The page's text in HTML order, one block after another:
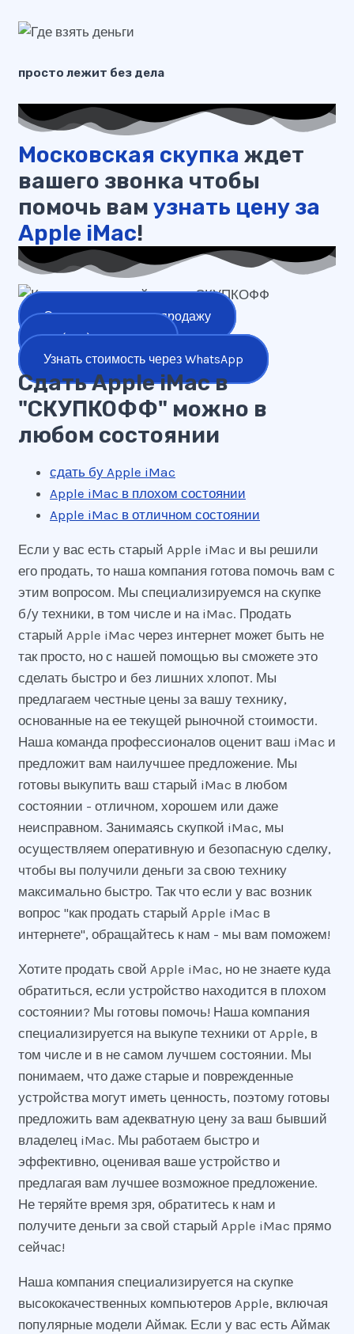
просто лежит без дела
Московская скупка ждет
вашего звонка чтобы
помочь вам узнать цену за
Apple iMac!
Оставить заявку на продажу
+7 (977) 777-25-24
Узнать стоимость через WhatsApp
Сдать Apple iMac в
"СКУПКОФФ" можно в
любом состоянии
сдать бу Apple iMac
Apple iMac в плохом состоянии
Apple iMac в отличном состоянии
Если у вас есть старый Apple iMac и вы решили
его продать, то наша компания готова помочь вам с
этим вопросом. Мы специализируемся на скупке
б/у техники, в том числе и на iMac. Продать
старый Apple iMac через интернет может быть не
так просто, но с нашей помощью вы сможете это
сделать быстро и без лишних хлопот. Мы
предлагаем честные цены за вашу технику,
основанные на ее текущей рыночной стоимости.
Наша команда профессионалов оценит ваш iMac и
предложит вам наилучшее предложение. Мы
готовы выкупить ваш старый iMac в любом
состоянии - отличном, хорошем или даже
неисправном. Занимаясь скупкой iMac, мы
осуществляем оперативную и безопасную сделку,
чтобы вы получили деньги за свою технику
максимально быстро. Так что если у вас возник
вопрос "как продать старый Apple iMac в
интернете", обращайтесь к нам - мы вам поможем!
Хотите продать свой Apple iMac, но не знаете куда
обратиться, если устройство находится в плохом
состоянии? Мы готовы помочь! Наша компания
специализируется на выкупе техники от Apple, в
том числе и в не самом лучшем состоянии. Мы
понимаем, что даже старые и поврежденные
устройства могут иметь ценность, поэтому готовы
предложить вам адекватную цену за ваш бывший
владелец iMac. Мы работаем быстро и
эффективно, оценивая ваше устройство и
предлагая вам лучшее возможное предложение.
Не теряйте время зря, обратитесь к нам и
получите деньги за свой старый Apple iMac прямо
сейчас!
Наша компания специализируется на скупке
высококачественных компьютеров Apple, включая
популярные модели Аймак. Если у вас есть Аймак